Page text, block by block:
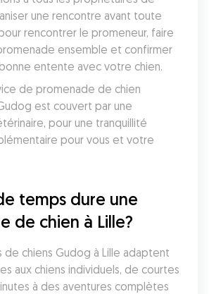
une rencontre avant toute
rencontrer le promeneur, faire
ensemble et confirmer
entente avec votre chien.
de promenade de chien
est couvert par une
pour une tranquillité
pour vous et votre
temps dure une
de chien à Lille?
de chiens Gudog à Lille adaptent
aux chiens individuels, de courtes
à des aventures complètes